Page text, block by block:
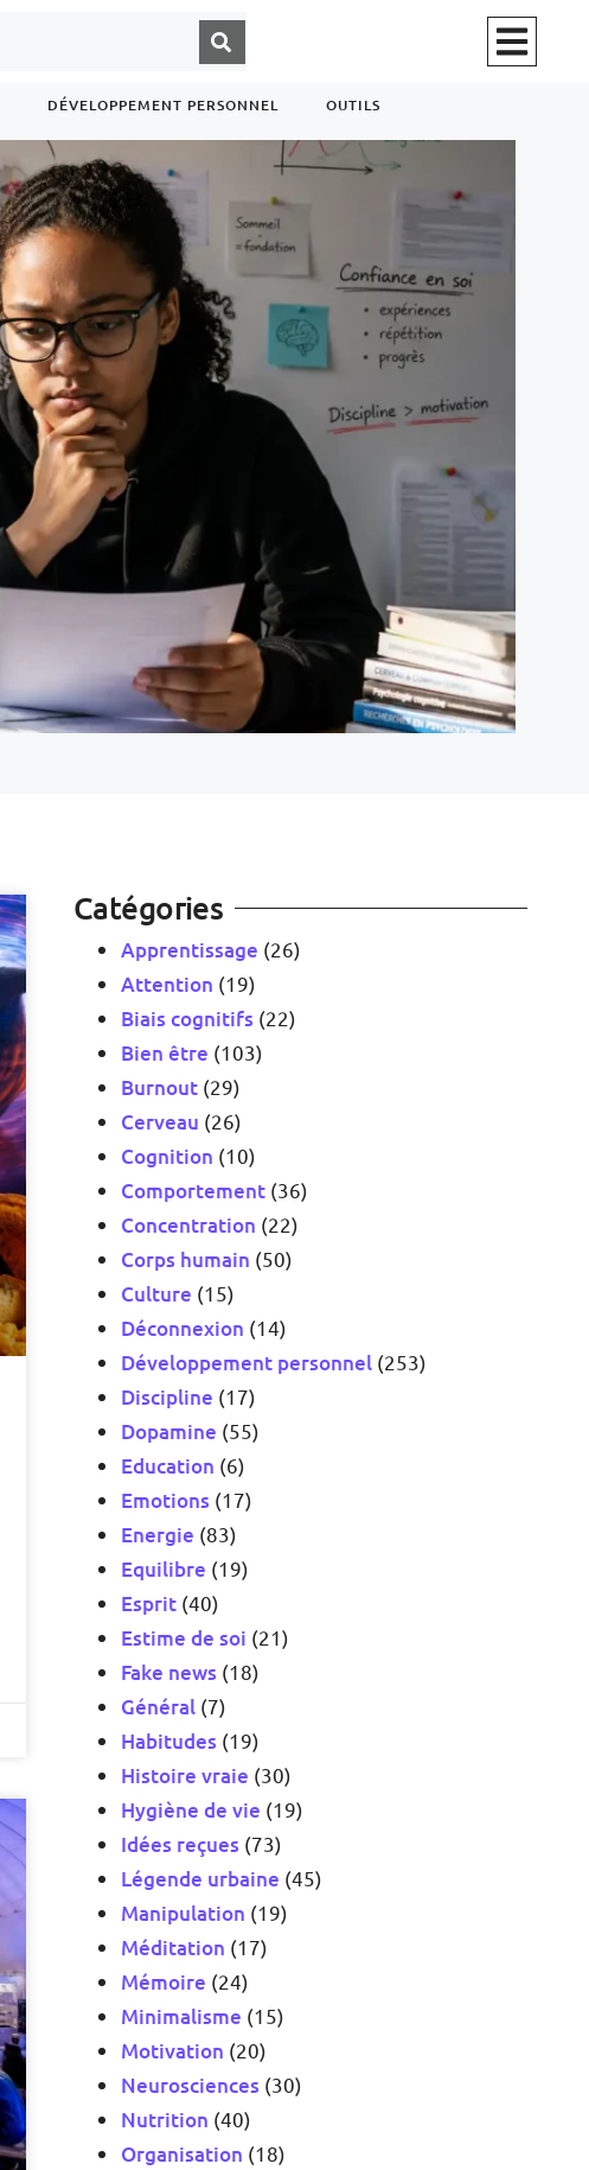
DÉVELOPPEMENT PERSONNEL OUTILS
Catégories
Apprentissage (26)
Attention (19)
Biais cognitifs (22)
Bien être (103)
Burnout(29)
Cerveau (26)
Cognition (10)
Comportement(36)
Concentration (22)
Corps humain (50)
Culture (15)
Déconnexion (14)
Développement personnel (253)
Discipline (17)
Dopamine (55)
Education (6)
Emotions (17)
Energie (83)
Equilibre (19)
Esprit(40)
Estime de soi (21)
Fake news (18)
Général (7)
Habitudes (19)
Histoire vraie (30)
Hygiène de vie (19)
Idées reçues (73)
Légende urbaine (45)
Manipulation (19)
Méditation (17)
Mémoire (24)
Minimalisme (15)
Motivation (20)
Neurosciences (30)
Nutrition (40)
Organisation (18)